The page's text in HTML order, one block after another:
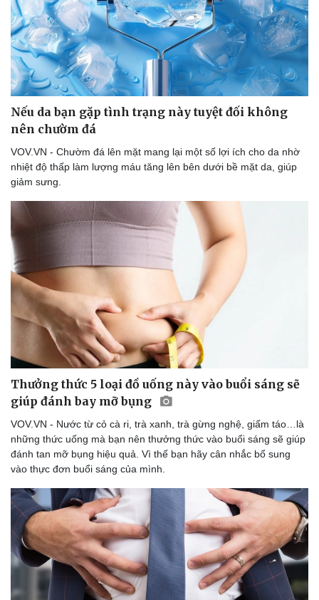
Văn hóa
Sân khấu - Điện ảnh
Văn học
Âm nhạc
Nghệ sĩ
Thời trang
Du lịch
Podcast
Nếu da bạn gặp tình trạng này tuyệt đối không
nên chườm đá
VOV.VN - Chườm đá lên mặt mang lại một số lợi ích cho da nhờ
nhiệt độ thấp làm lượng máu tăng lên bên dưới bề mặt da, giúp
giảm sưng.
Thưởng thức 5 loại đồ uống này vào buổi sáng sẽ
giúp đánh bay mỡ bụng
VOV.VN - Nước từ cỏ cà ri, trà xanh, trà gừng nghệ, giấm táo…là
những thức uống mà bạn nên thưởng thức vào buổi sáng sẽ giúp
đánh tan mỡ bụng hiệu quả. Vì thế bạn hãy cân nhắc bổ sung
vào thực đơn buổi sáng của mình.